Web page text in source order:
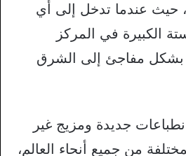
حيث عندما تدخل إلى أي
الكبيرة في المركز
بشكل مفاجئ إلى الشرق
جديدة ومزيج غير
من جميع أنحاء العالم،